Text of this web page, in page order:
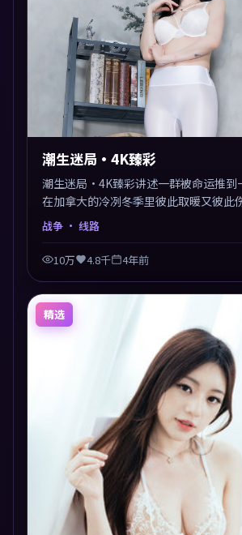
潮生迷局·4K臻彩
潮生迷局·4K臻彩讲述一群被命运推到
在加拿大的冷冽冬季里彼此取暖又彼
维伦纽瓦以战争类型外壳探讨信任与背
颇高。片尾留白开放解读，关于“选择”
梁。
战争 · 线路
10万 4.8千 4年前
精选